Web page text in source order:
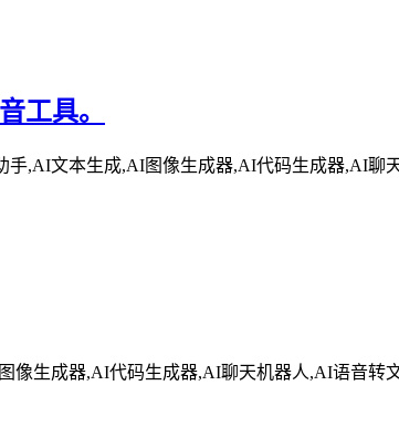
工具。
,AI文本生成,AI图像生成器,AI代码生成器,AI聊
像生成器,AI代码生成器,AI聊天机器人,AI语音转